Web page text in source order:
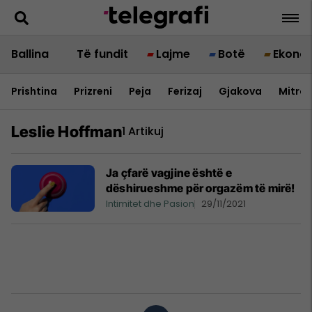
Ballina Të fundit Lajme Botë
Prishtina Prizreni Peja Ferizaj Gjakova
Leslie Hoffman1 Artikuj
Ja çfarë vagjine është e
dëshirueshme për orgazëm të mirë!
Intimitet dhe Pasion 29/11/2021